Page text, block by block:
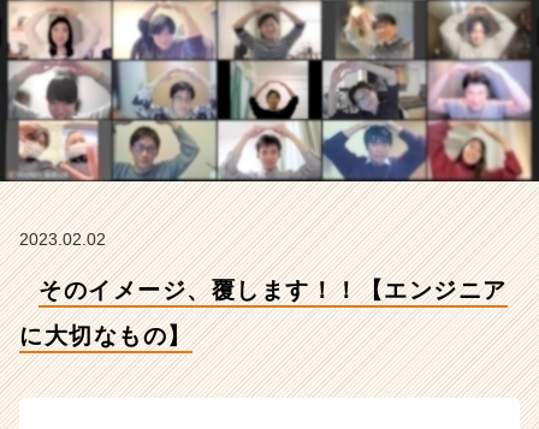
社
ギ
ブ・
ア
ン
テ
イ
イ
ム
2023.02.02
そのイメージ、覆します！！【エンジニア
に大切なもの】